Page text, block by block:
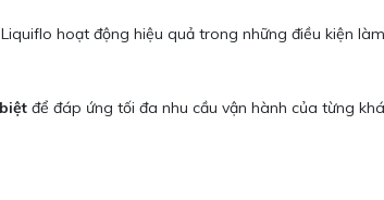
hoạt động hiệu quả trong những điều kiện
để đáp ứng tối đa nhu cầu vận hành của từng